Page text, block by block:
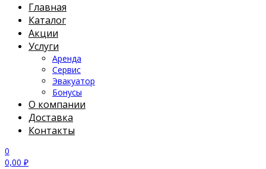
Главная
Каталог
Акции
Услуги
Аренда
Сервис
Эвакуатор
Бонусы
О компании
Доставка
Контакты
0
0,00 ₽